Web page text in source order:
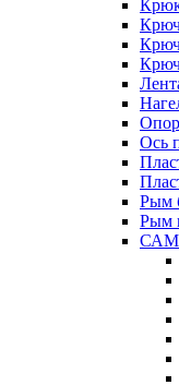
Ось
Рым
Рым